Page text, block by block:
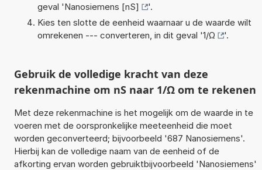
geval 'Nanosiemens [nS]
'.
Kies ten slotte de eenheid waarnaar u de waarde wilt
omrekenen --- converteren, in dit geval '1/Ω '.
Gebruik de volledige kracht van deze
rekenmachine om nS naar 1/Ω om te rekenen
Met deze rekenmachine is het mogelijk om de waarde in te
voeren met de oorspronkelijke meeteenheid die moet
worden geconverteerd; bijvoorbeeld '687 Nanosiemens'.
Hierbij kan de volledige naam van de eenheid of de
afkorting ervan worden gebruiktbijvoorbeeld 'Nanosiemens'